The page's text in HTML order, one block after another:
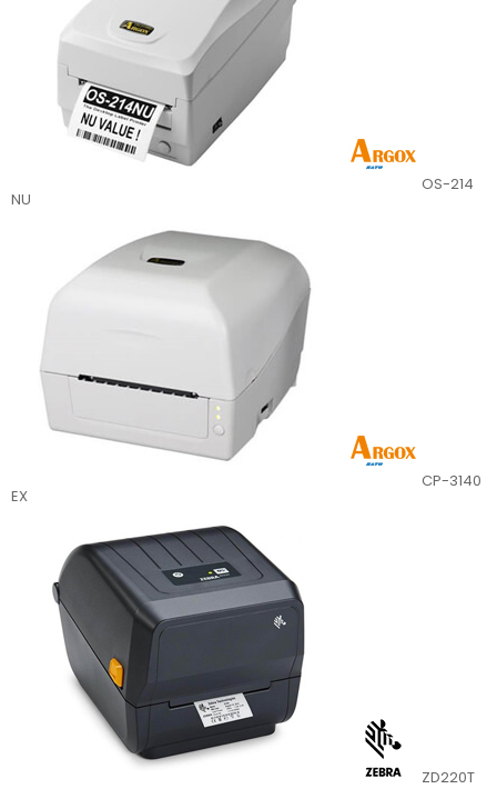
OS-214
NU
CP-3140
EX
ZD220T